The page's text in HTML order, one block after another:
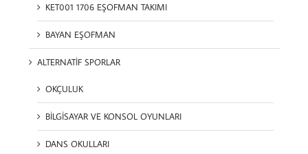
KET001 1706 EŞOFMAN TAKIMI
BAYAN EŞOFMAN
ALTERNATİF SPORLAR
OKÇULUK
BİLGİSAYAR VE KONSOL OYUNLARI
DANS OKULLARI